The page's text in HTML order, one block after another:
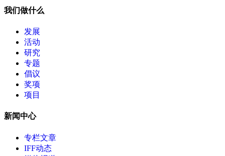
我们做什么
发展
活动
研究
专题
倡议
奖项
项目
新闻中心
专栏文章
IFF动态